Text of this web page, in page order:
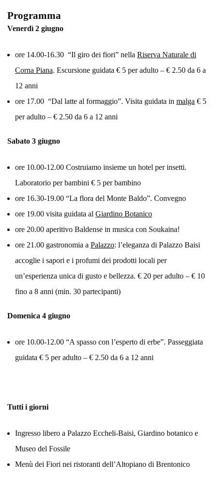
Programma
Venerdì 2 giugno
ore 14.00-16.30 “Il giro dei fiori” nella Riserva Naturale di
Corna Piana. Escursione guidata € 5 per adulto – € 2.50 da 6 a
12 anni
ore 17.00 “Dal latte al formaggio”. Visita guidata in malga € 5
per adulto – € 2.50 da 6 a 12 anni
Sabato 3 giugno
ore 10.00-12.00 Costruiamo insieme un hotel per insetti.
Laboratorio per bambini € 5 per bambino
ore 16.30-19.00 “La flora del Monte Baldo”. Convegno
ore 19.00 visita guidata al Giardino Botanico
ore 20.00 aperitivo Baldense in musica con Soukaina!
ore 21.00 gastronomia a Palazzo: l’eleganza di Palazzo Baisi
accoglie i sapori e i profumi dei prodotti locali per
un’esperienza unica di gusto e bellezza. € 20 per adulto – € 10
fino a 8 anni (min. 30 partecipanti)
Domenica 4 giugno
ore 10.00-12.00 “A spasso con l’esperto di erbe”. Passeggiata
guidata € 5 per adulto – € 2.50 da 6 a 12 anni
Tutti i giorni
Ingresso libero a Palazzo Eccheli-Baisi, Giardino botanico e
Museo del Fossile
Menù dei Fiori nei ristoranti dell’Altopiano di Brentonico